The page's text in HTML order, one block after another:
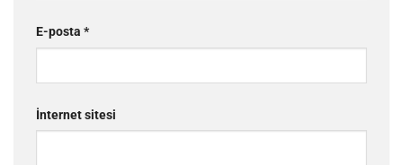
E-posta *
İnternet sitesi